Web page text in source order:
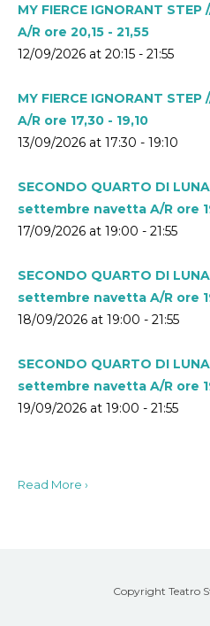
MY FIERCE IGNORANT
A/R ore 20,15 - 21,55
12/09/2026 at 20:15 - 21:55
MY FIERCE IGNORANT
A/R ore 17,30 - 19,10
13/09/2026 at 17:30 - 19:10
SECONDO QUARTO DI
settembre navetta A/R ore
17/09/2026 at 19:00 - 21:55
SECONDO QUARTO DI
settembre navetta A/R ore
18/09/2026 at 19:00 - 21:55
SECONDO QUARTO DI
settembre navetta A/R ore
19/09/2026 at 19:00 - 21:55
Read More ›
Copyright Teatro